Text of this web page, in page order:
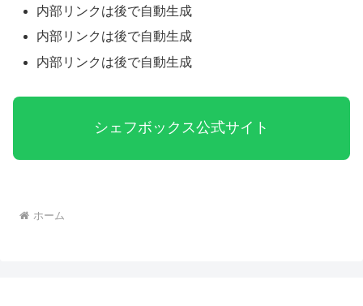
内部リンクは後で自動生成
内部リンクは後で自動生成
内部リンクは後で自動生成
シェフボックス公式サイト
ホーム